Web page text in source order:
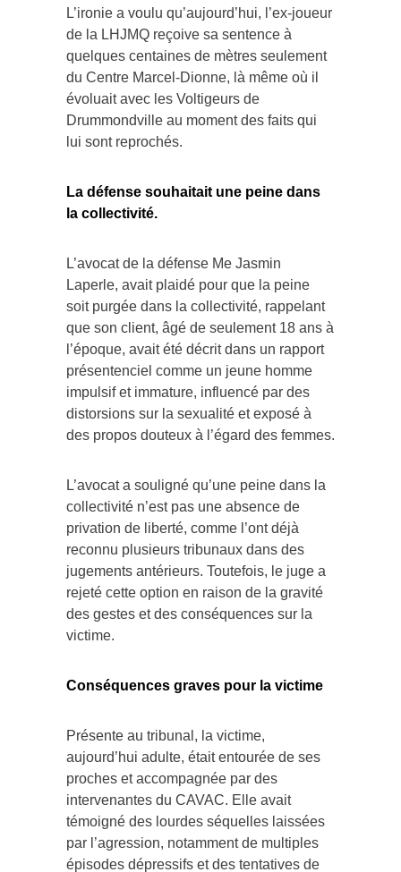
L’ironie a voulu qu’aujourd’hui, l’ex-joueur
de la LHJMQ reçoive sa sentence à
quelques centaines de mètres seulement
du Centre Marcel-Dionne, là même où il
évoluait avec les Voltigeurs de
Drummondville au moment des faits qui
lui sont reprochés.
La défense souhaitait une peine dans
la collectivité.
L’avocat de la défense Me Jasmin
Laperle, avait plaidé pour que la peine
soit purgée dans la collectivité, rappelant
que son client, âgé de seulement 18 ans à
l’époque, avait été décrit dans un rapport
présentenciel comme un jeune homme
impulsif et immature, influencé par des
distorsions sur la sexualité et exposé à
des propos douteux à l’égard des femmes.
L’avocat a souligné qu’une peine dans la
collectivité n’est pas une absence de
privation de liberté, comme l’ont déjà
reconnu plusieurs tribunaux dans des
jugements antérieurs. Toutefois, le juge a
rejeté cette option en raison de la gravité
des gestes et des conséquences sur la
victime.
Conséquences graves pour la victime
Présente au tribunal, la victime,
aujourd’hui adulte, était entourée de ses
proches et accompagnée par des
intervenantes du CAVAC. Elle avait
témoigné des lourdes séquelles laissées
par l’agression, notamment de multiples
épisodes dépressifs et des tentatives de